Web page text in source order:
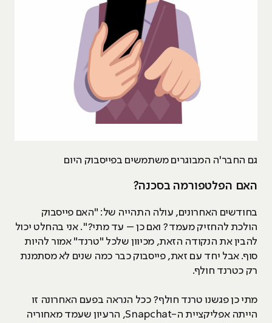
גם החבר'ה המבוגרים משתמשים בפייסבוק היום
האם הפלטפורמה בסכנה?
בחודשים האחרונים, עולה התהייה של: "האם פייסבוק
הולכת להחזיק מעמד? ואם כן – עד מתי?". אני בהחלט יכול
להבין את הנקודה הזאת, מכיוון שלכל "טרנד" אמור להיות
סוף. אבל יחד עם זאת, פייסבוק כבר כמה שנים לא מסתמנת
רק כטרנד חולף.
מתי כן פגשנו טרנד חולף? ככל הנראה בפעם האחרונה זו
הייתה אפליקציית ה-Snapchat, הרעיון שעמד מאחוריה